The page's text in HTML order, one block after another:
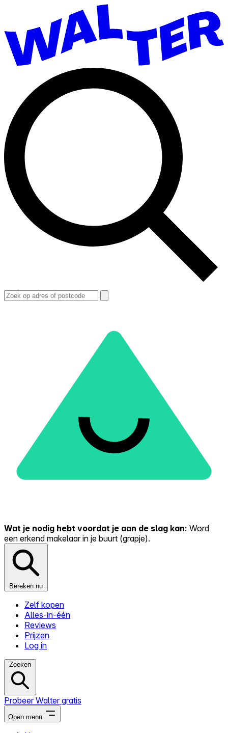
Wat je nodig hebt voordat je aan de slag kan: Word
een erkend makelaar in je buurt (grapje).
Bereken nu
Zelf kopen
Alles-in-één
Reviews
Prijzen
Log in
Zoeken
Probeer Walter gratis
Open menu